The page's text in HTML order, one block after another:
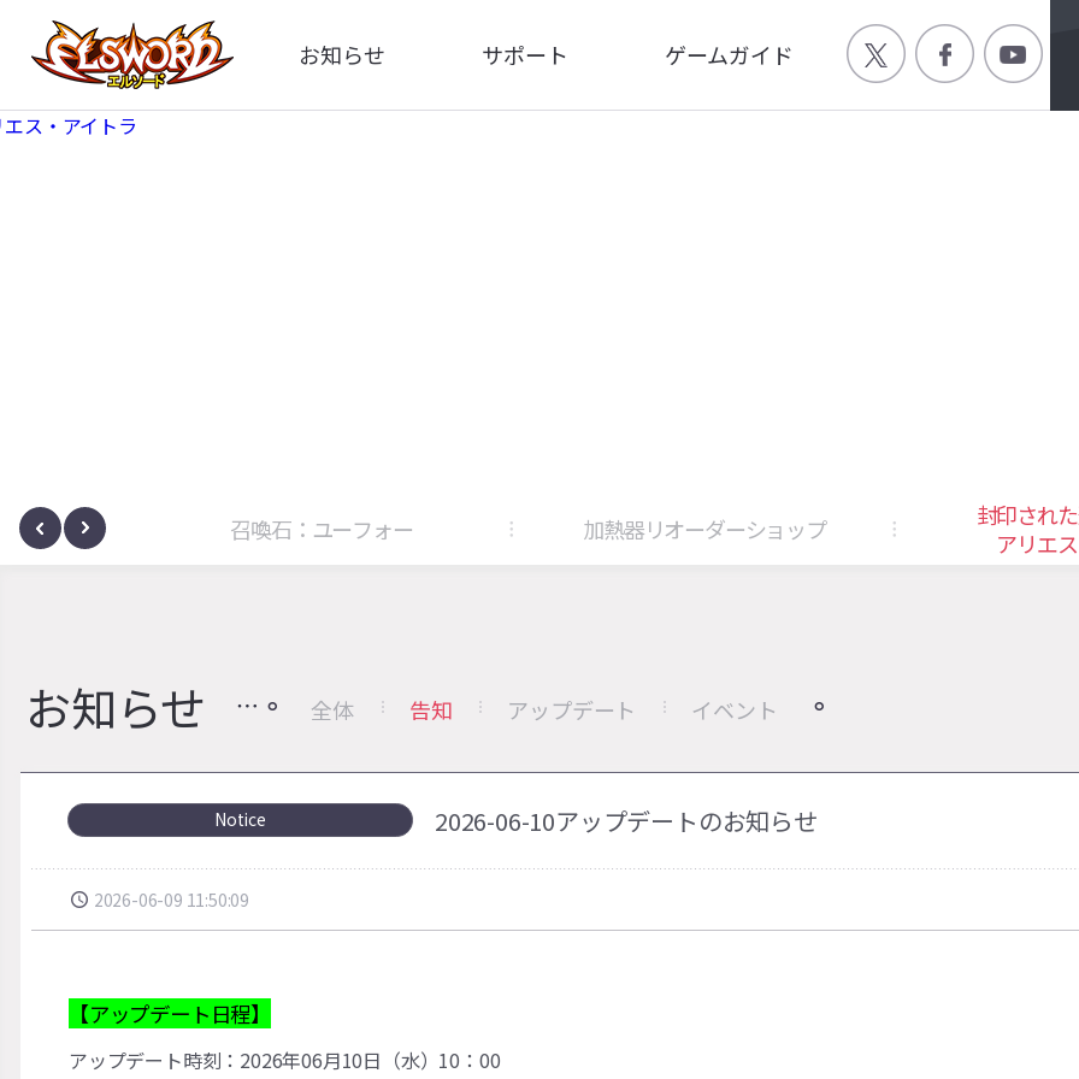
お知らせ
全体
サポート
FAQ
ゲームガイド
ゲーム特徴
サノヴァ 召喚石：ユーフォー 加熱器リオーダーショップ
封印され
アリエ
お知らせ 全体 告知 アップデート イベント
Notice 2026-06-10アップデートのお知らせ
2026-06-09 11:50:09
【アップデート日程】
アップデート時刻：2026年06月10日（水）10：00